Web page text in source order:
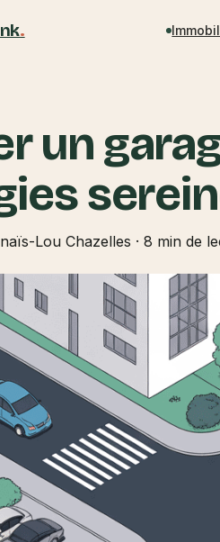
.
un
Lou Chazelles · 8 min de